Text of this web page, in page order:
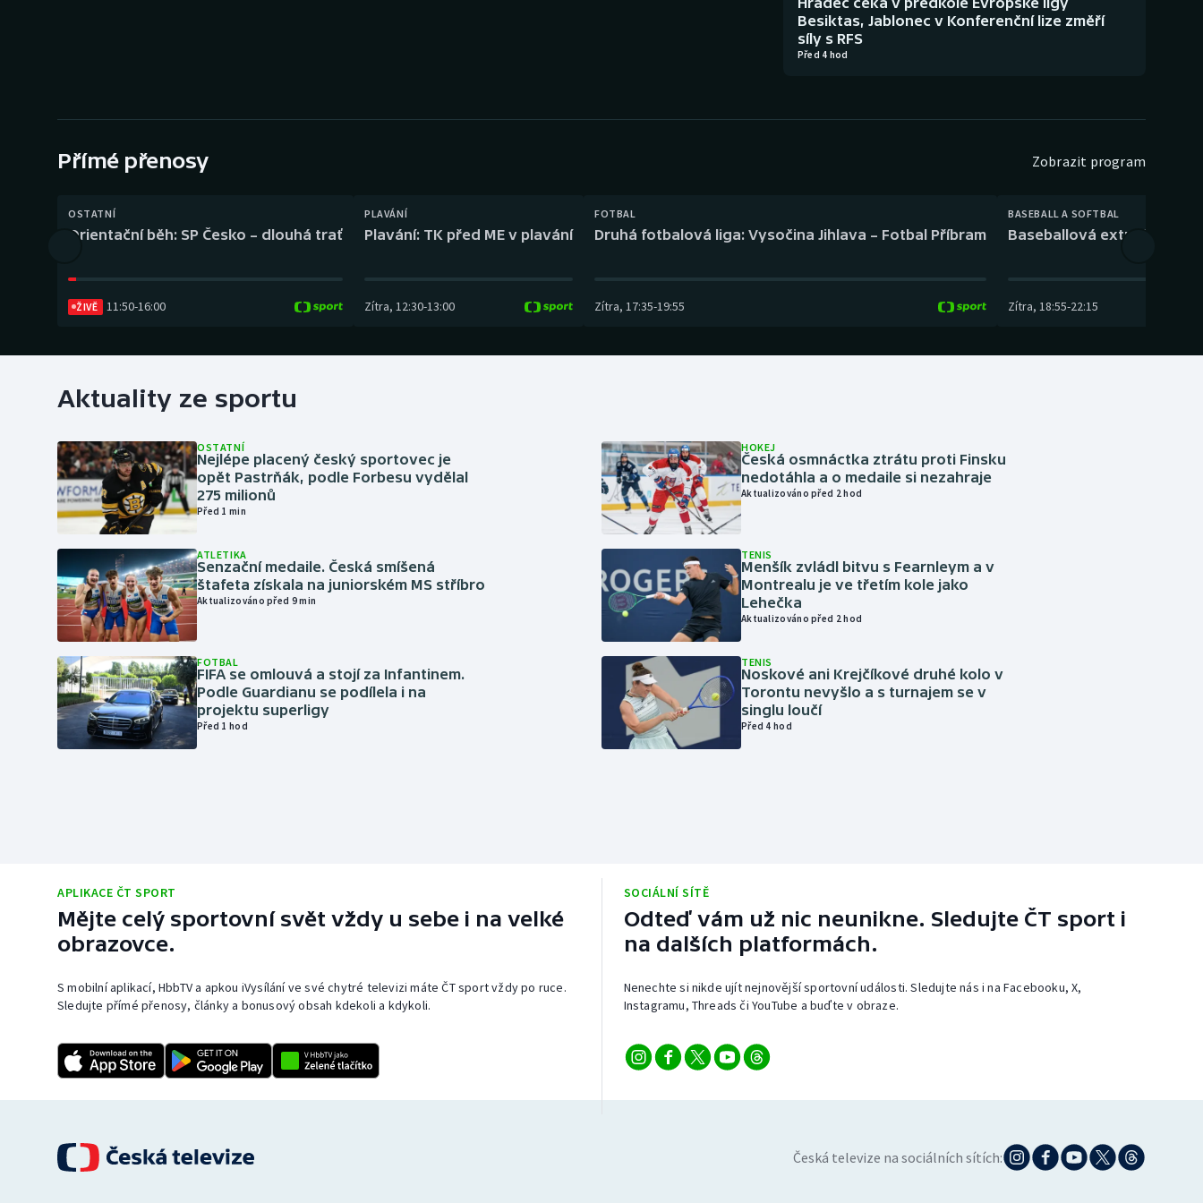
Besiktas, Jablonec v Konferenční lize změří
síly s RFS
Před 4 hod
Přímé přenosy Zobrazit program
OSTATNÍ
Orientační běh: SP Česko – dlouhá trať
ŽIVĚ 11:50-16:00
PLAVÁNÍ
Plavání: TK před ME v plavání
Zítra, 12:30-13:00
FOTBAL
Druhá fotbalová liga: Vysočina Jihlava – Fotbal Příbram
Zítra, 17:35-19:55
BASEBALL A SOFTBAL
Baseballová extraliga:
Zítra, 18:55-22:15
Aktuality ze sportu
OSTATNÍ
Nejlépe placený český sportovec je
opět Pastrňák, podle Forbesu vydělal
275 milionů
Před 1 min
ATLETIKA
Senzační medaile. Česká smíšená
štafeta získala na juniorském MS stříbro
Aktualizováno před 9 min
FOTBAL
FIFA se omlouvá a stojí za Infantinem.
Podle Guardianu se podílela i na
projektu superligy
Před 1 hod
HOKEJ
Česká osmnáctka ztrátu proti Finsku
nedotáhla a o medaile si nezahraje
Aktualizováno před 2 hod
TENIS
Menšík zvládl bitvu s Fearnleym a v
Montrealu je ve třetím kole jako
Lehečka
Aktualizováno před 2 hod
TENIS
Noskové ani Krejčíkové druhé kolo v
Torontu nevyšlo a s turnajem se v
singlu loučí
Před 4 hod
APLIKACE ČT SPORT
Mějte celý sportovní svět vždy u sebe i na velké
obrazovce.
S mobilní aplikací, HbbTV a apkou iVysílání ve své chytré televizi máte ČT sport vždy po ruce.
Sledujte přímé přenosy, články a bonusový obsah kdekoli a kdykoli.
SOCIÁLNÍ SÍTĚ
Odteď vám už nic neunikne. Sledujte ČT sport i
na dalších platformách.
Nenechte si nikde ujít nejnovější sportovní události. Sledujte nás i na Facebooku, X,
Instagramu, Threads či YouTube a buďte v obraze.
Česká televize na sociálních sítích: